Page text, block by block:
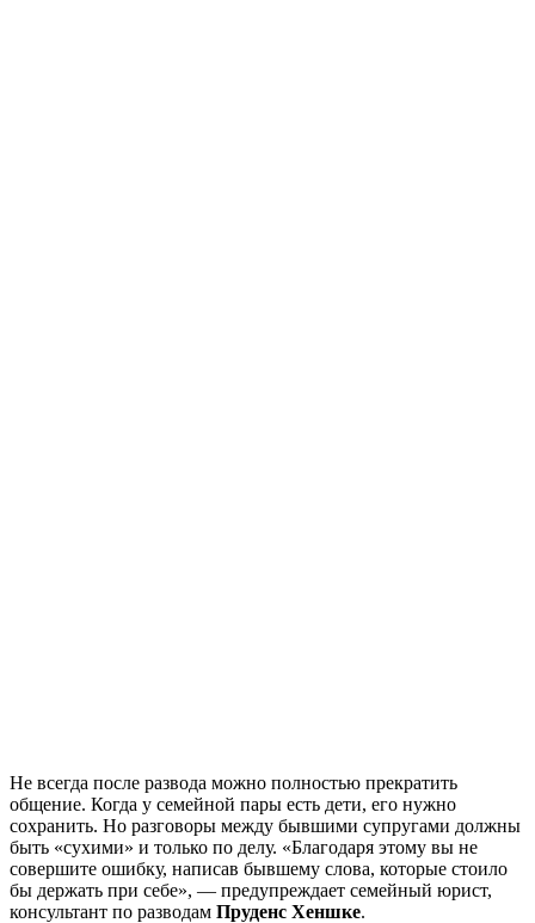
Не всегда после развода можно полностью прекратить
общение. Когда у семейной пары есть дети, его нужно
сохранить. Но разговоры между бывшими супругами должны
быть «сухими» и только по делу. «Благодаря этому вы не
совершите ошибку, написав бывшему слова, которые стоило
бы держать при себе», — предупреждает семейный юрист,
консультант по разводам Пруденс Хеншке.